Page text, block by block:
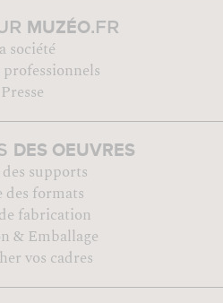
MUZÉO.FR
société
Presse
DES OEUVRES
supports
des formats
fabrication
& Emballage
vos cadres